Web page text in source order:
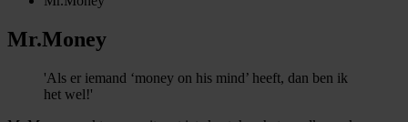
Mr.Money
'Als er iemand ‘money on his mind’ heeft, dan ben ik
het wel!'